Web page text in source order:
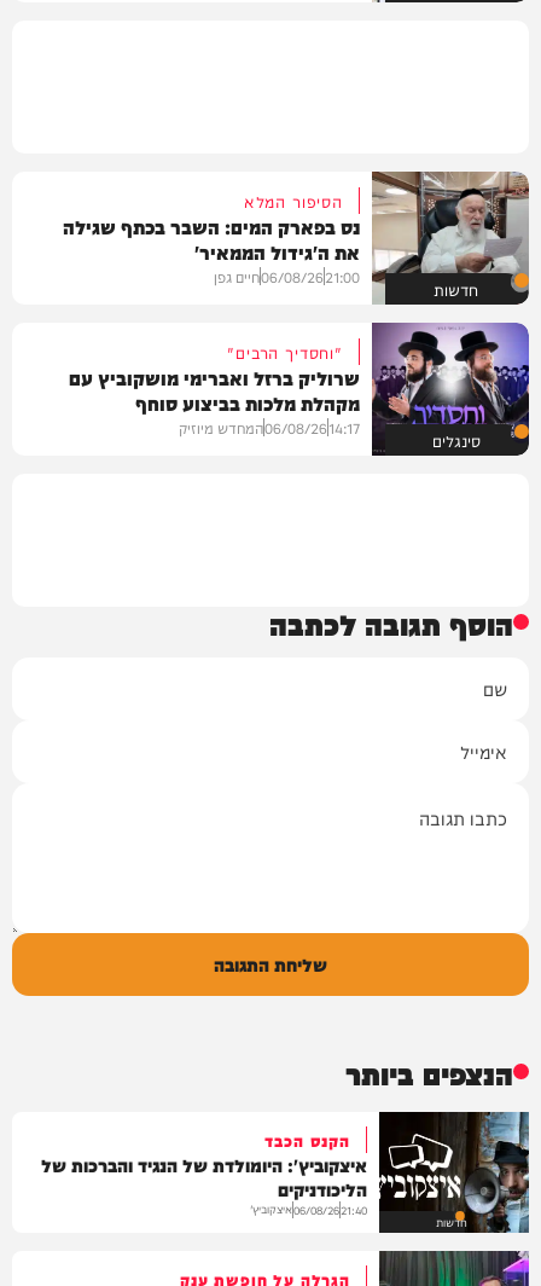
חדשות
הסיפור המלא
נס בפארק המים: השבר בכתף שגילה
את ה'גידול הממאיר'
21:00
06/08/26חיים גפן
סינגלים
"וחסדיך הרבים"
שרוליק ברזל ואברימי מושקוביץ עם
מקהלת מלכות בביצוע סוחף
14:17
06/08/26המחדש מיוזיק
הוסף תגובה לכתבה
שליחת התגובה
הנצפים ביותר
חדשות
הקנס הכבד
איצקוביץ': היומולדת של הנגיד והברכות של
הליכודניקים
21:40
06/08/26איצקוביץ'
הגרלה על חופשת ענק